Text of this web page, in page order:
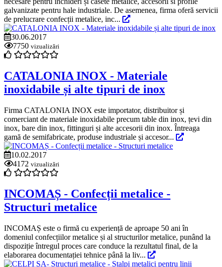
galvanizate pentru hale industriale. De asemenea, firma oferă servicii
de prelucrare confecții metalice, inc...
30.06.2017
7750 vizualizări
CATALONIA INOX - Materiale
inoxidabile și alte tipuri de inox
Firma CATALONIA INOX este importator, distribuitor și
comerciant de materiale inoxidabile precum table din inox, țevi din
inox, bare din inox, fittinguri și alte accesorii din inox. Întreaga
gamă de semifabricate, produse industriale și accesor...
10.02.2017
4172 vizualizări
INCOMAȘ - Confecții metalice -
Structuri metalice
INCOMAȘ este o firmă cu experiență de aproape 50 ani în
domeniul confecțiilor metalice și al structurilor metalice, punând la
dispoziție întregul proces care conduce la rezultatul final, de la
elaborarea documentației tehnice până la liv...